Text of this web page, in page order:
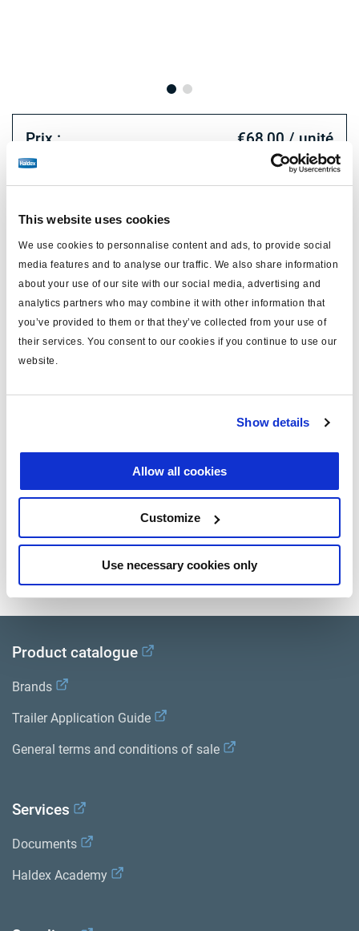
This website uses cookies
We use cookies to personnalise content and ads, to provide social
media features and to analyse our traffic. We also share information
about your use of our site with our social media, advertising and
analytics partners who may combine it with other information that
you’ve provided to them or that they’ve collected from your use of
their services. You consent to our cookies if you continue to use our
website.
Show details
Allow all cookies
Customize
Use necessary cookies only
Prix : €68,00 / unité
Connectez-vous pour voir le stock et commander.
pour COLAS®/ILAS®-E
longueur (m) 4
matériau
note connexion auxilliaire
Consultez toutes les publications connexes dans notre
Bibliothèque de documentation sur les produits
Product catalogue
Brands
Trailer Application Guide
General terms and conditions of sale
Services
Documents
Haldex Academy